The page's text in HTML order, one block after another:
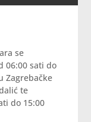
se
06:00 sati do
Zagrebačke
te
do 15:00